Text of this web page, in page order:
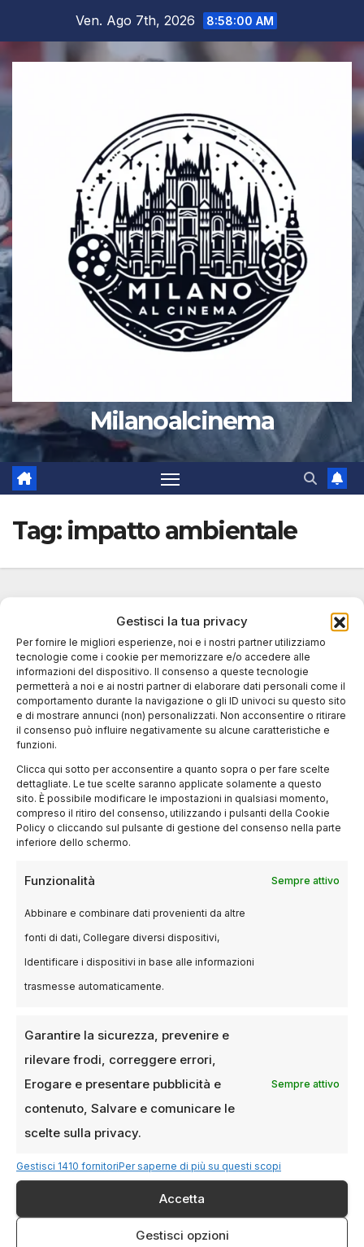
Gestisci la tua privacy
Per fornire le migliori esperienze, noi e i nostri partner utilizziamo
tecnologie come i cookie per memorizzare e/o accedere alle
informazioni del dispositivo. Il consenso a queste tecnologie
permetterà a noi e ai nostri partner di elaborare dati personali come il
comportamento durante la navigazione o gli ID univoci su questo sito
e di mostrare annunci (non) personalizzati. Non acconsentire o ritirare
il consenso può influire negativamente su alcune caratteristiche e
funzioni.
Clicca qui sotto per acconsentire a quanto sopra o per fare scelte
dettagliate. Le tue scelte saranno applicate solamente a questo
sito. È possibile modificare le impostazioni in qualsiasi momento,
compreso il ritiro del consenso, utilizzando i pulsanti della Cookie
Policy o cliccando sul pulsante di gestione del consenso nella parte
inferiore dello schermo.
Funzionalità Sempre attivo
Abbinare e combinare dati provenienti da altre
fonti di dati, Collegare diversi dispositivi,
Identificare i dispositivi in base alle informazioni
trasmesse automaticamente.
Garantire la sicurezza, prevenire e
rilevare frodi, correggere errori,
Erogare e presentare pubblicità e
contenuto, Salvare e comunicare le
scelte sulla privacy.
Sempre attivo
Gestisci 1410 fornitoriPer saperne di più su questi scopi
Accetta
Gestisci opzioni
contenuto
Ven. Ago 7th, 2026 8:58:00 AM
Milanoalcinema
Tag: impatto ambientale
tematiche ambientali a Milano ad
Aprile 2025
12 APRILE 2025 SARA VILLA
Nel mese di aprile 2025, Milano diventa un punto
tematiche ambientali. Il crescente…
Milanoalcinema.it